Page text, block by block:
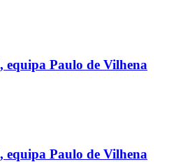
Paulo de Vilhena
Paulo de Vilhena